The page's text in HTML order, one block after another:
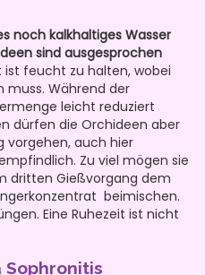
noch kalkhaltiges Wasser
sind ausgesprochen
ist feucht zu halten, wobei
muss. Während der
leicht reduziert
dürfen die Orchideen aber
vorgehen, auch hier
Zu viel mögen sie
dritten Gießvorgang dem
beimischen.
Eine Ruhezeit ist nicht
Sophronitis